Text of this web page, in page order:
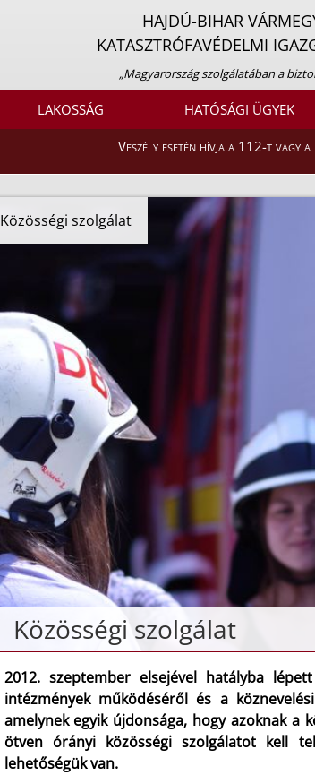
HAJDÚ-BIHAR
KATASZTRÓFAVÉDELMI
„Magyarország szolgálatában a
LAKOSSÁG HATÓSÁGI ÜGYEK
Veszély esetén hívja a 112-t vagy
Közösségi szolgálat
Közösségi szolgálat
2012. szeptember elsejével hatályba
intézmények működéséről és a
amelynek egyik újdonsága, hogy azoknak a
ötven órányi közösségi szolgálatot kell
lehetőségük van.